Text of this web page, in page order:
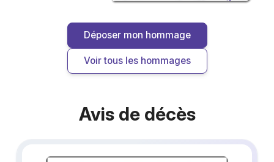
Déposer mon hommage
Voir tous les hommages
Avis de décès